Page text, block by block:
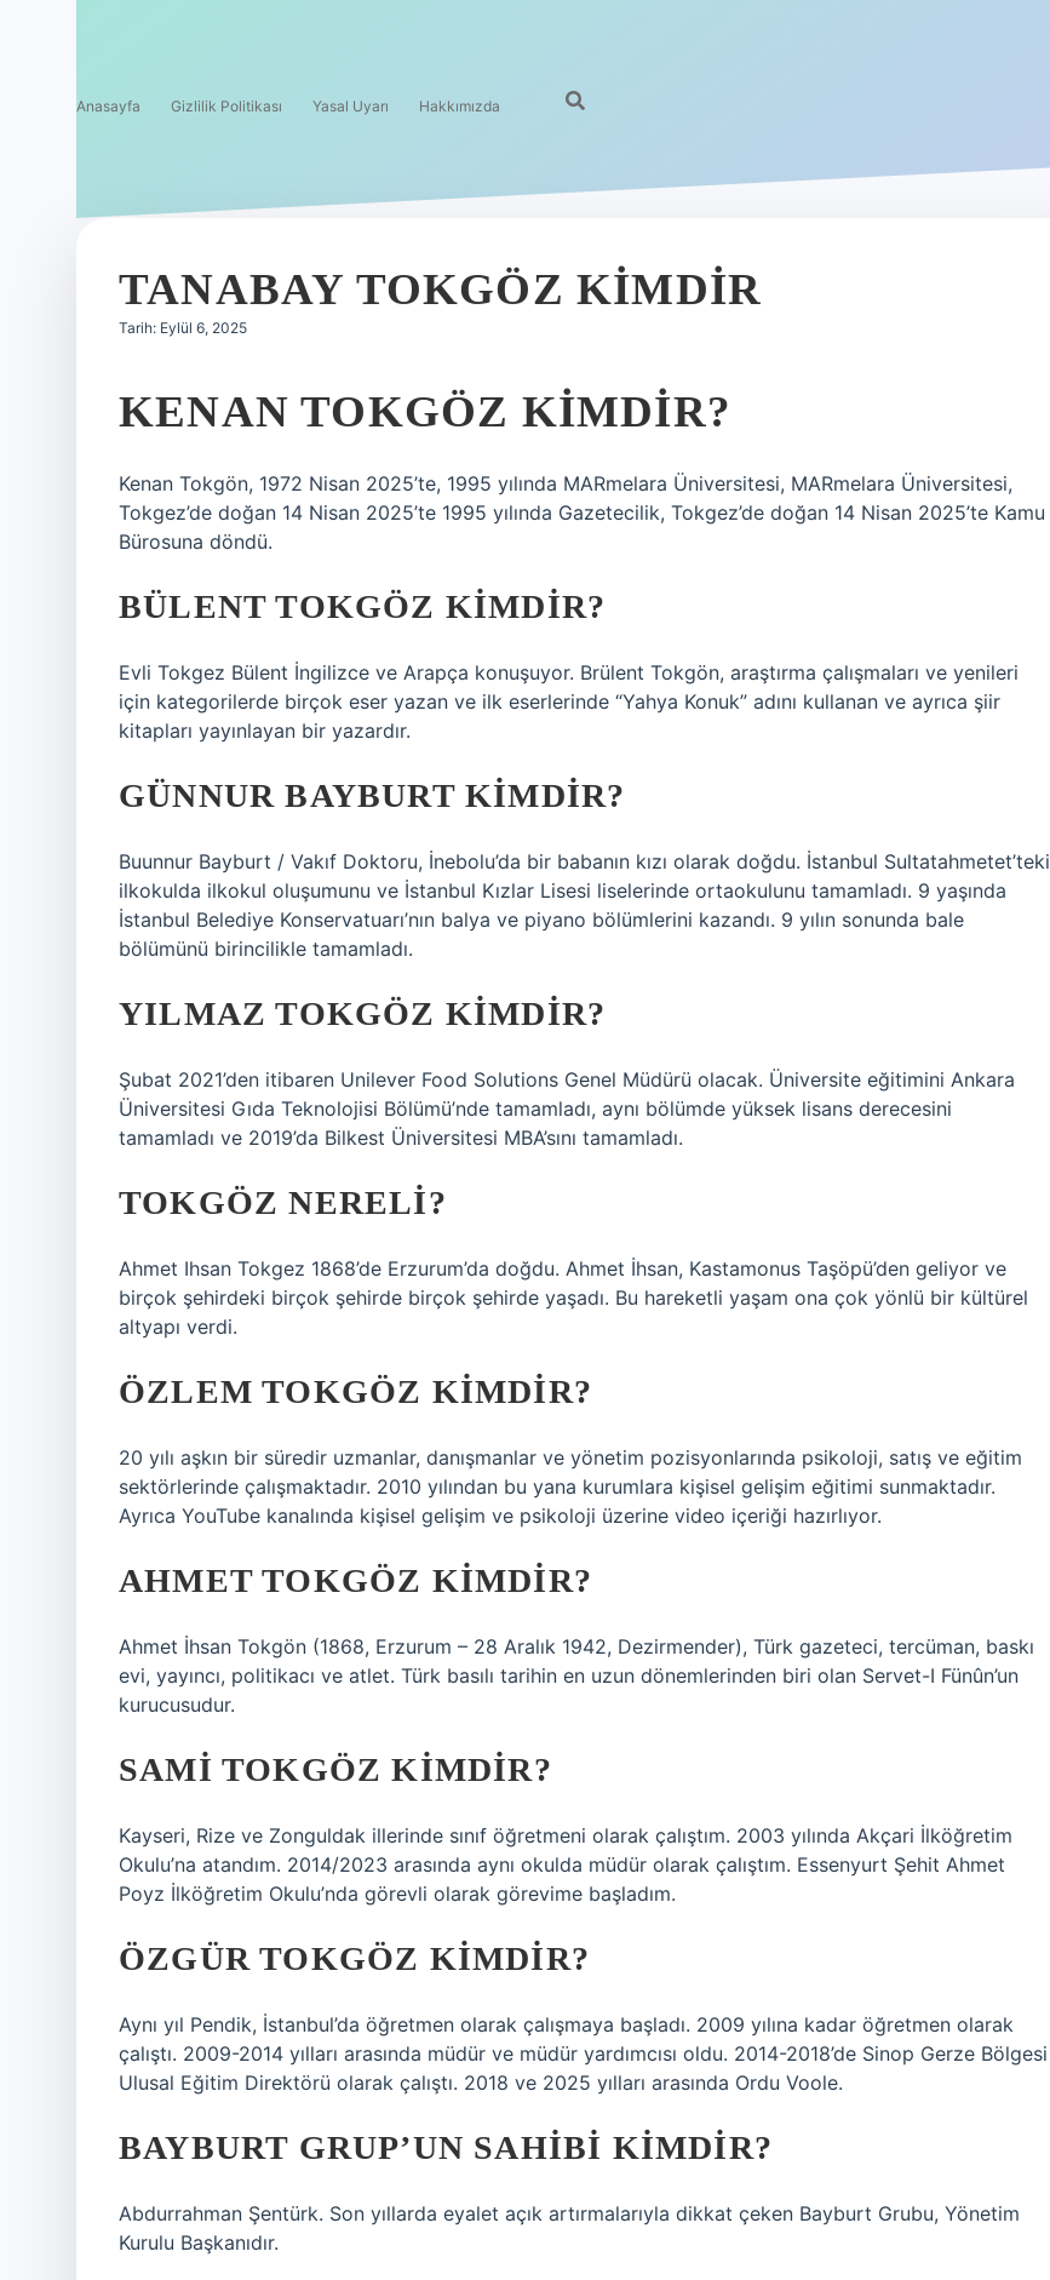
Anasayfa Gizlilik Politikası Yasal Uyarı Hakkımızda
TANABAY TOKGÖZ KIMDIR
Tarih: Eylül 6, 2025
KENAN TOKGÖZ KIMDIR?
Kenan Tokgön, 1972 Nisan 2025’te, 1995 yılında MARmelara Üniversitesi, MARmelara Üniversitesi,
Tokgez’de doğan 14 Nisan 2025’te 1995 yılında Gazetecilik, Tokgez’de doğan 14 Nisan 2025’te Kamu
Bürosuna döndü.
BÜLENT TOKGÖZ KIMDIR?
Evli Tokgez Bülent İngilizce ve Arapça konuşuyor. Brülent Tokgön, araştırma çalışmaları ve yenileri
için kategorilerde birçok eser yazan ve ilk eserlerinde “Yahya Konuk” adını kullanan ve ayrıca şiir
kitapları yayınlayan bir yazardır.
GÜNNUR BAYBURT KIMDIR?
Buunnur Bayburt / Vakıf Doktoru, İnebolu’da bir babanın kızı olarak doğdu. İstanbul Sultatahmetet’teki
ilkokulda ilkokul oluşumunu ve İstanbul Kızlar Lisesi liselerinde ortaokulunu tamamladı. 9 yaşında
İstanbul Belediye Konservatuarı’nın balya ve piyano bölümlerini kazandı. 9 yılın sonunda bale
bölümünü birincilikle tamamladı.
YILMAZ TOKGÖZ KIMDIR?
Şubat 2021’den itibaren Unilever Food Solutions Genel Müdürü olacak. Üniversite eğitimini Ankara
Üniversitesi Gıda Teknolojisi Bölümü’nde tamamladı, aynı bölümde yüksek lisans derecesini
tamamladı ve 2019’da Bilkest Üniversitesi MBA’sını tamamladı.
TOKGÖZ NERELI?
Ahmet Ihsan Tokgez 1868’de Erzurum’da doğdu. Ahmet İhsan, Kastamonus Taşöpü’den geliyor ve
birçok şehirdeki birçok şehirde birçok şehirde yaşadı. Bu hareketli yaşam ona çok yönlü bir kültürel
altyapı verdi.
ÖZLEM TOKGÖZ KIMDIR?
20 yılı aşkın bir süredir uzmanlar, danışmanlar ve yönetim pozisyonlarında psikoloji, satış ve eğitim
sektörlerinde çalışmaktadır. 2010 yılından bu yana kurumlara kişisel gelişim eğitimi sunmaktadır.
Ayrıca YouTube kanalında kişisel gelişim ve psikoloji üzerine video içeriği hazırlıyor.
AHMET TOKGÖZ KIMDIR?
Ahmet İhsan Tokgön (1868, Erzurum – 28 Aralık 1942, Dezirmender), Türk gazeteci, tercüman, baskı
evi, yayıncı, politikacı ve atlet. Türk basılı tarihin en uzun dönemlerinden biri olan Servet-I Fünûn’un
kurucusudur.
SAMI TOKGÖZ KIMDIR?
Kayseri, Rize ve Zonguldak illerinde sınıf öğretmeni olarak çalıştım. 2003 yılında Akçari İlköğretim
Okulu’na atandım. 2014/2023 arasında aynı okulda müdür olarak çalıştım. Essenyurt Şehit Ahmet
Poyz İlköğretim Okulu’nda görevli olarak görevime başladım.
ÖZGÜR TOKGÖZ KIMDIR?
Aynı yıl Pendik, İstanbul’da öğretmen olarak çalışmaya başladı. 2009 yılına kadar öğretmen olarak
çalıştı. 2009-2014 yılları arasında müdür ve müdür yardımcısı oldu. 2014-2018’de Sinop Gerze Bölgesi
Ulusal Eğitim Direktörü olarak çalıştı. 2018 ve 2025 yılları arasında Ordu Voole.
BAYBURT GRUP’UN SAHIBI KIMDIR?
Abdurrahman Şentürk. Son yıllarda eyalet açık artırmalarıyla dikkat çeken Bayburt Grubu, Yönetim
Kurulu Başkanıdır.